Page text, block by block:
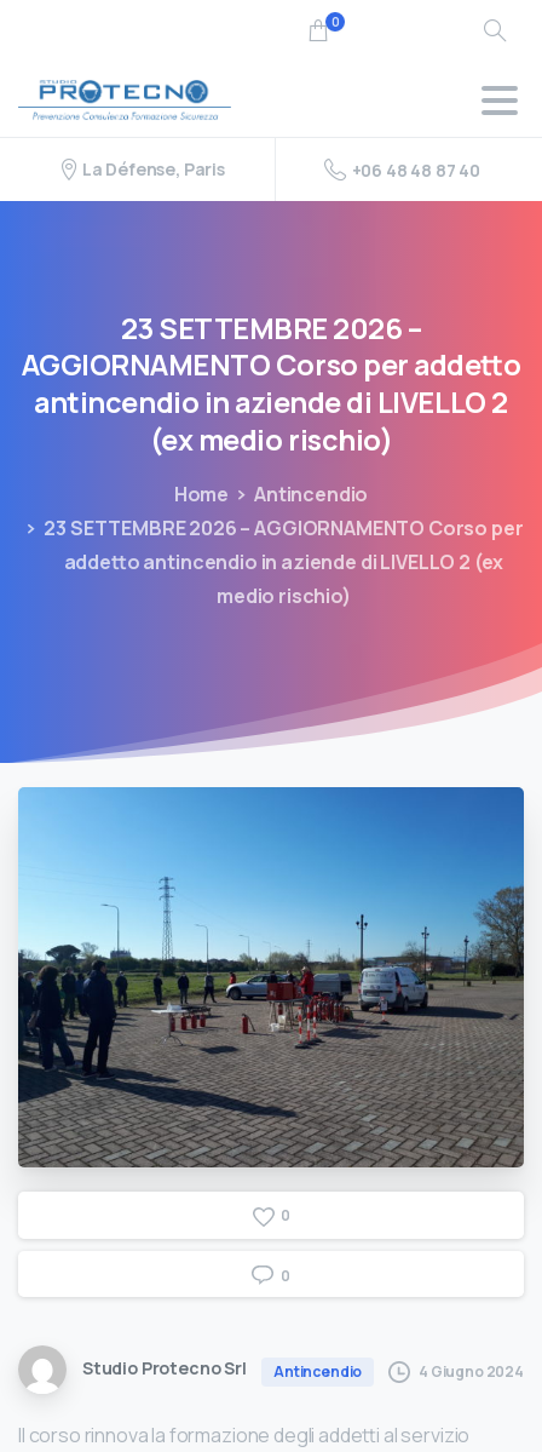
0
La Défense, Paris +06 48 48 87 40
23SETTEMBRE2026–
AGGIORNAMENTOCorso peraddetto
antincendio inaziendedi LIVELLO2
(ex medio rischio)
Home
Antincendio
23 SETTEMBRE 2026 – AGGIORNAMENTO Corso per
addetto antincendio in aziende di LIVELLO 2 (ex
medio rischio)
0
0
Studio Protecno Srl Antincendio 4 Giugno 2024
Il corso rinnova la formazione degli addetti al servizio